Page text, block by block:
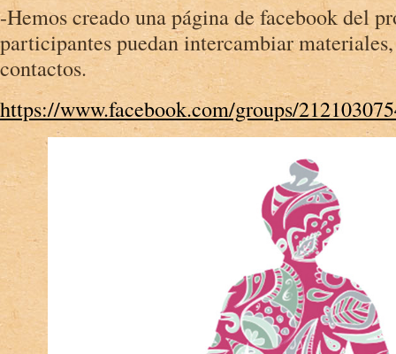
-Hemos creado una página de facebook del
participantes puedan intercambiar
contactos.
https://www.facebook.com/groups/